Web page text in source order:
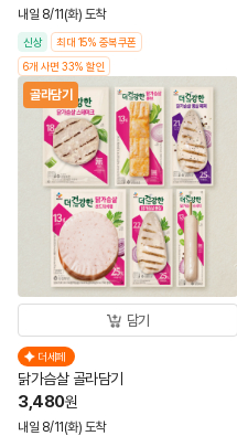
내일 8/11(화) 도착
신상
최대 15% 중복쿠폰
6개 사면 33% 할인
골라담기
담기
더세페
닭가슴살 골라담기
3,480원
내일 8/11(화) 도착